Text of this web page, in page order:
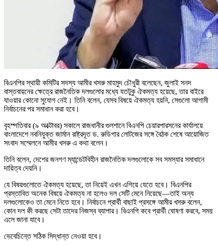
বিএনপির স্থায়ী কমিটির সদস্য আমীর খসরু মাহমুদ চৌধুরী বলেছেন, জুলাই সনদ
বাস্তবায়নের ক্ষেত্রে রাজনৈতিক দলগুলোর মধ্যে যতটুকু ঐকমত্য হয়েছে, তার বাইরে
যাওয়ার কোনো সুযোগ নেই। তিনি বলেন, যেসব বিষয়ে ঐকমত্য হয়নি, সেগুলো আগামী
নির্বাচনের পর সমাধান করা হবে।
বৃহস্পতিবার (৯ অক্টোবর) সকালে রাজধানীর গুলশানে বিএনপি চেয়ারপারসনের কার্যালয়ে
বাংলাদেশে নবনিযুক্ত জার্মান রাষ্ট্রদূত ড. রুডিগার লোটজের সঙ্গে বৈঠক শেষে আয়োজিত
সংবাদ সম্মেলনে আমীর খসরু এ কথা বলেন।
তিনি বলেন, দেশের জনগণ ম্যান্ডেটবিহীন রাজনৈতিক দলগুলোকে সব সমস্যার সমাধানে
দায়িত্ব দেয়নি।
যে বিষয়গুলোতে ঐকমত্য হয়েছে, তা নিয়েই এখন এগিয়ে যেতে হবে। বিএনপির
প্রস্তাবিত অনেক বিষয়ে ঐকমত্য না হলেও দল সেটি মেনে নিয়েছে—তাই অন্য
দলগুলোকেও তা মেনে নিতে হবে। নির্বাচনে প্রার্থী বাছাই প্রসঙ্গে আমীর খসরু বলেন,
কোন দল কী করছে সেটা তাদের নিজস্ব ব্যাপার। বিএনপি কবে প্রার্থী ঘোষণা করবে, সময়
এলে জানা যাবে।
ভেবেচিন্তে সঠিক সিদ্ধান্ত নেওয়া হবে।